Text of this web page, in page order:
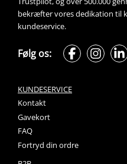
bekræfter vores dedikation til
kundeservice.
Følg os:
KUNDESERVICE
Kontakt
Gavekort
FAQ
Fortryd din ordre